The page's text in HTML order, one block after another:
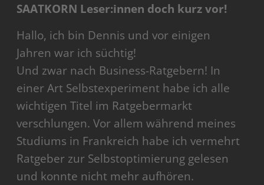
SAATKORN Leser:innen doch kurz vor!
Hallo, ich bin Dennis und vor einigen
Jahren war ich süchtig!
Und zwar nach Business-Ratgebern! In
einer Art Selbstexperiment habe ich alle
wichtigen Titel im Ratgebermarkt
verschlungen. Vor allem während meines
Studiums in Frankreich habe ich vermehrt
Ratgeber zur Selbstoptimierung gelesen
und konnte nicht mehr aufhören.